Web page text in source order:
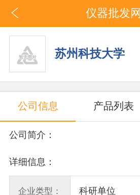
仪器批发网
苏州科技大学
公司信息 产品列表
公司简介：
详细信息：
企业类型： 科研单位